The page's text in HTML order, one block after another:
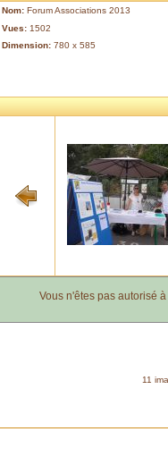
Nom: Forum Associations 2013
Vues: 1502
Dimension: 780 x 585
Vous n'êtes pas autorisé
11